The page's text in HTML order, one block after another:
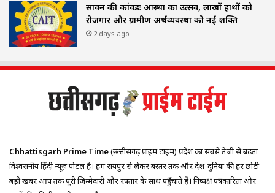
सावन की कांवडः आस्था का उत्सव, लाखों हाथों को
रोजगार और ग्रामीण अर्थव्यवस्था को नई शक्ति
2 days ago
Chhattisgarh Prime Time(छत्तीसगढ़ प्राइम टाइम) प्रदेश का सबसे तेजी से बढ़ता
विश्वसनीय हिंदी न्यूज़ पोर्टल है। हम रायपुर से लेकर बस्तर तक और देश-दुनिया की हर छोटी-
बड़ी खबर आप तक पूरी जिम्मेदारी और रफ्तार के साथ पहुँचाते हैं। निष्पक्ष पत्रकारिता और